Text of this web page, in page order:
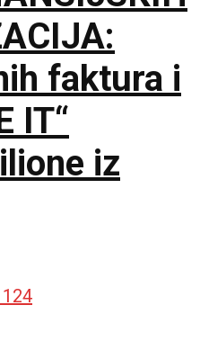
faktura i
IT“
iz
124